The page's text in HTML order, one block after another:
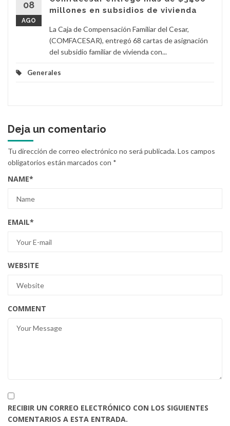
08
AGO
millones en subsidios de vivienda
La Caja de Compensación Familiar del Cesar,
(COMFACESAR), entregó 68 cartas de asignación
del subsidio familiar de vivienda con...
Generales
Deja un comentario
Tu dirección de correo electrónico no será publicada.Los campos
obligatorios están marcados con *
NAME*
EMAIL*
WEBSITE
COMMENT
RECIBIR UN CORREO ELECTRÓNICO CON LOS SIGUIENTES
COMENTARIOS A ESTA ENTRADA.